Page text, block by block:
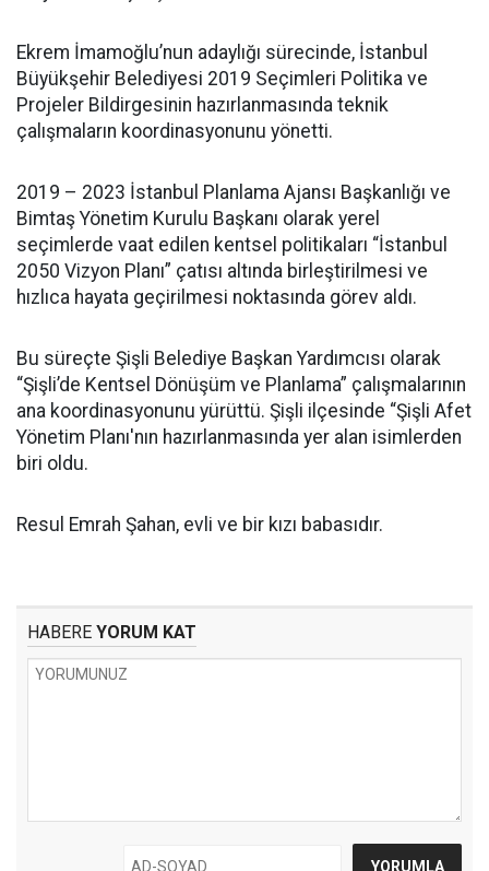
Ekrem İmamoğlu’nun adaylığı sürecinde, İstanbul
Büyükşehir Belediyesi 2019 Seçimleri Politika ve
Projeler Bildirgesinin hazırlanmasında teknik
çalışmaların koordinasyonunu yönetti.
2019 – 2023 İstanbul Planlama Ajansı Başkanlığı ve
Bimtaş Yönetim Kurulu Başkanı olarak yerel
seçimlerde vaat edilen kentsel politikaları “İstanbul
2050 Vizyon Planı” çatısı altında birleştirilmesi ve
hızlıca hayata geçirilmesi noktasında görev aldı.
Bu süreçte Şişli Belediye Başkan Yardımcısı olarak
“Şişli’de Kentsel Dönüşüm ve Planlama” çalışmalarının
ana koordinasyonunu yürüttü. Şişli ilçesinde “Şişli Afet
Yönetim Planı'nın hazırlanmasında yer alan isimlerden
biri oldu.
Resul Emrah Şahan, evli ve bir kızı babasıdır.
HABERE YORUM KAT